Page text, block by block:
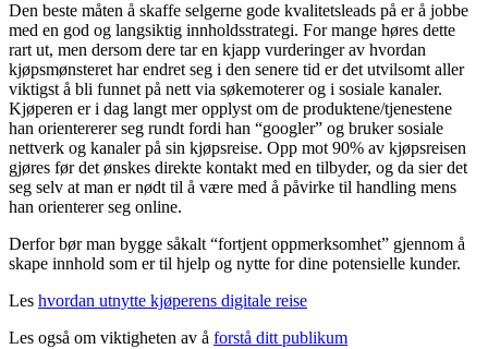
Den beste måten å skaffe selgerne gode kvalitetsleads på er å jobbe
med en god og langsiktig innholdsstrategi. For mange høres dette
rart ut, men dersom dere tar en kjapp vurderinger av hvordan
kjøpsmønsteret har endret seg i den senere tid er det utvilsomt aller
viktigst å bli funnet på nett via søkemoterer og i sosiale kanaler.
Kjøperen er i dag langt mer opplyst om de produktene/tjenestene
han orientererer seg rundt fordi han “googler” og bruker sosiale
nettverk og kanaler på sin kjøpsreise. Opp mot 90% av kjøpsreisen
gjøres før det ønskes direkte kontakt med en tilbyder, og da sier det
seg selv at man er nødt til å være med å påvirke til handling mens
han orienterer seg online.
Derfor bør man bygge såkalt “fortjent oppmerksomhet” gjennom å
skape innhold som er til hjelp og nytte for dine potensielle kunder.
Les hvordan utnytte kjøperens digitale reise
Les også om viktigheten av å forstå ditt publikum